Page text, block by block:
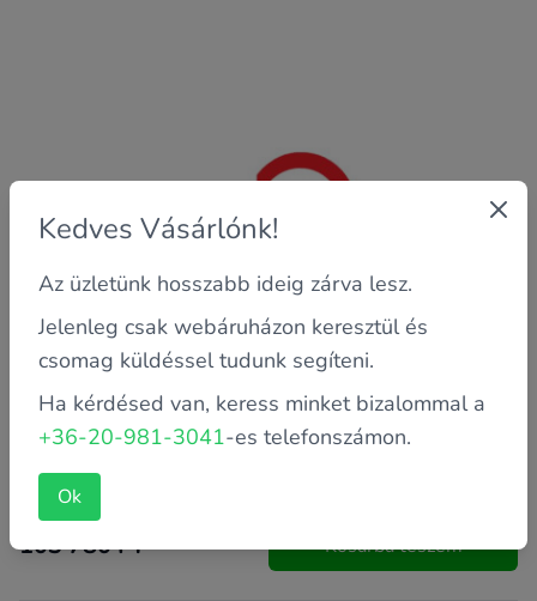
Garancia: 12 hónap saját
103 780 FT Kosárba teszem
Kedves Vásárlónk!
Az üzletünk hosszabb ideig zárva lesz.
Jelenleg csak webáruházon keresztül és
csomag küldéssel tudunk segíteni.
Ha kérdésed van, keress minket bizalommal a
+36-20-981-3041-es telefonszámon.
Ok